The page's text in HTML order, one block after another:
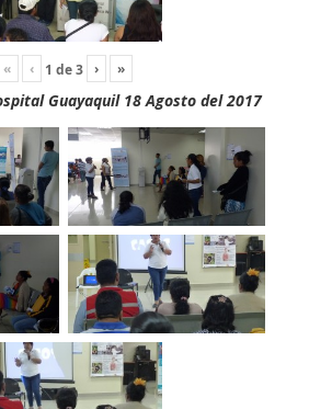
« ‹ 1 de3 › »
Guayaquil 18 Agosto del 2017